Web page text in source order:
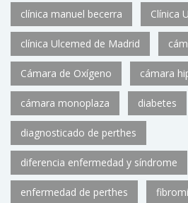
clínica manuel becerra Clínica
clínica Ulcemed de Madrid
Cámara de Oxígeno cámara
cámara monoplaza diabetes
diagnosticado de perthes
diferencia enfermedad y síndrome
enfermedad de perthes